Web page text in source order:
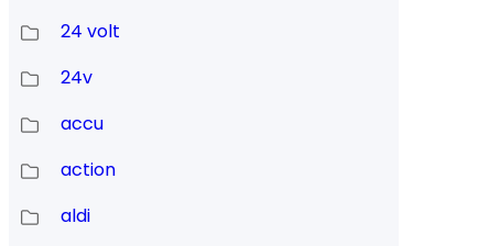
24 volt
24v
accu
action
aldi